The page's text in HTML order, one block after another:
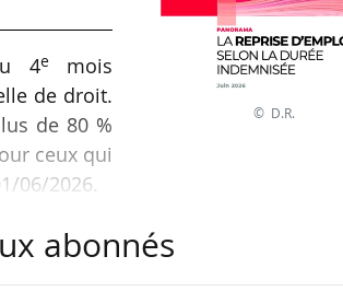
4emois
de droit.
de 80 %
ceux qui
06/2026.
© D.R.
abonnés